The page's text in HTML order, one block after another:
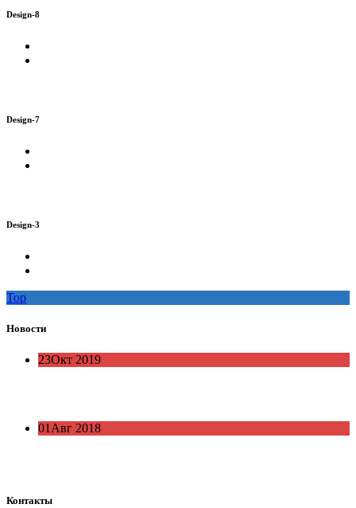
Design-8
Design-7
Design-3
Top
Новости
23Окт 2019
01 Авг 2018
Контакты